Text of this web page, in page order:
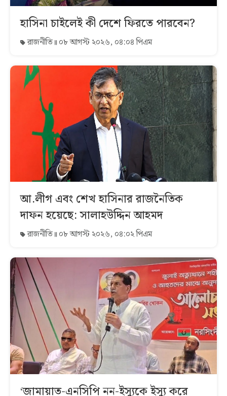
হাসিনা চাইলেই কী দেশে ফিরতে পারবেন?
রাজনীতি ০৮ আগস্ট ২০২৬, ০৪:০৪ পিএম
আ.লীগ এবং শেখ হাসিনার রাজনৈতিক
দাফন হয়েছে: সালাহউদ্দিন আহমদ
রাজনীতি ০৮ আগস্ট ২০২৬, ০৪:০২ পিএম
‘জামায়াত-এনসিপি নন-ইস্যুকে ইস্যু করে